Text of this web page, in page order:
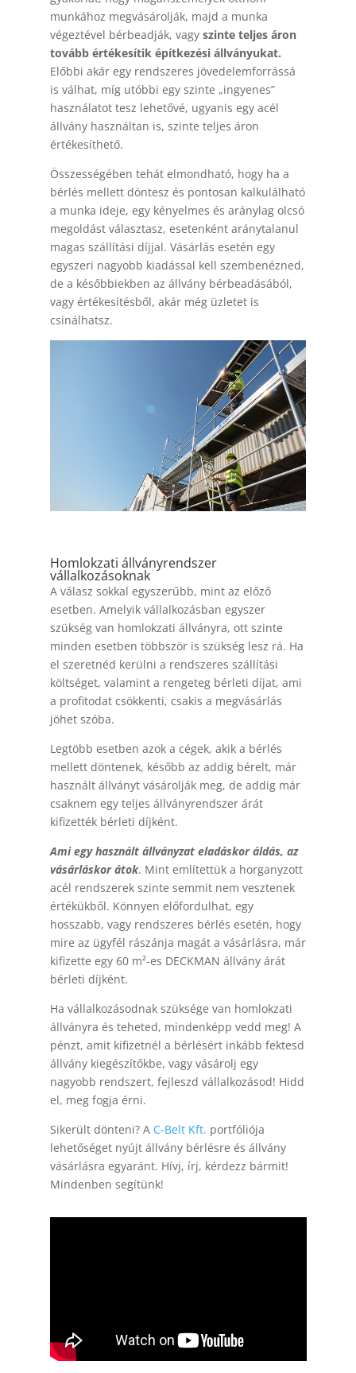
munkához megvásárolják, majd a munka
végeztével bérbeadják, vagy szinte teljes áron
tovább értékesítik építkezési állványukat.
Előbbi akár egy rendszeres jövedelemforrássá
is válhat, míg utóbbi egy szinte „ingyenes”
használatot tesz lehetővé, ugyanis egy acél
állvány használtan is, szinte teljes áron
értékesíthető.
Összességében tehát elmondható, hogy ha a
bérlés mellett döntesz és pontosan kalkulálható
a munka ideje, egy kényelmes és aránylag olcsó
megoldást választasz, esetenként aránytalanul
magas szállítási díjjal. Vásárlás esetén egy
egyszeri nagyobb kiadással kell szembenézned,
de a későbbiekben az állvány bérbeadásából,
vagy értékesítésből, akár még üzletet is
csinálhatsz.
Homlokzati állványrendszer
vállalkozásoknak
A válasz sokkal egyszerűbb, mint az előző
esetben. Amelyik vállalkozásban egyszer
szükség van homlokzati állványra, ott szinte
minden esetben többször is szükség lesz rá. Ha
el szeretnéd kerülni a rendszeres szállítási
költséget, valamint a rengeteg bérleti díjat, ami
a profitodat csökkenti, csakis a megvásárlás
jöhet szóba.
Legtöbb esetben azok a cégek, akik a bérlés
mellett döntenek, később az addig bérelt, már
használt állványt vásárolják meg, de addig már
csaknem egy teljes állványrendszer árát
kifizették bérleti díjként.
Ami egy használt állványzat eladáskor áldás, az
vásárláskor átok. Mint említettük a horganyzott
acél rendszerek szinte semmit nem vesztenek
értékükből. Könnyen előfordulhat, egy
hosszabb, vagy rendszeres bérlés esetén, hogy
mire az ügyfél rászánja magát a vásárlásra, már
kifizette egy 60 m²-es DECKMAN állvány árát
bérleti díjként.
Ha vállalkozásodnak szüksége van homlokzati
állványra és teheted, mindenképp vedd meg! A
pénzt, amit kifizetnél a bérlésért inkább fektesd
állvány kiegészítőkbe, vagy vásárolj egy
nagyobb rendszert, fejleszd vállalkozásod! Hidd
el, meg fogja érni.
Sikerült dönteni? A C-Belt Kft. portfóliója
lehetőséget nyújt állvány bérlésre és állvány
vásárlásra egyaránt. Hívj, írj, kérdezz bármit!
Mindenben segítünk!